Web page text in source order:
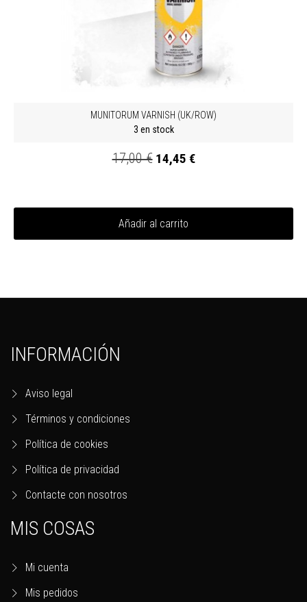
MUNITORUM VARNISH (UK/ROW)
3 en stock
17,00 € 14,45 €
Añadir al carrito
INFORMACIÓN
Aviso legal
Términos y condiciones
Política de cookies
Política de privacidad
Contacte con nosotros
MIS COSAS
Mi cuenta
Mis pedidos